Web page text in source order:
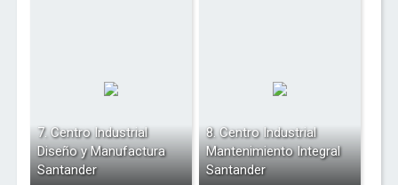
7. Centro Industrial
Diseño y Manufactura
Santander
8. Centro Industrial
Mantenimiento Integral
Santander